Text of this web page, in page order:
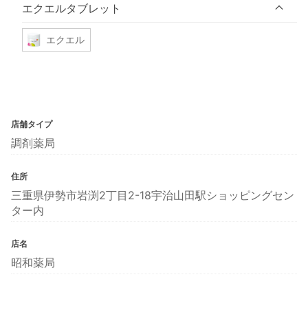
エクエルタブレット
エクエル
店舗タイプ
調剤薬局
住所
三重県伊勢市岩渕2丁目2-18宇治山田駅ショッピングセン
ター内
店名
昭和薬局